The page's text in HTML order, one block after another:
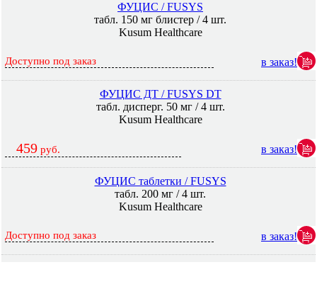
ФУЦИС / FUSYS
табл. 150 мг блистер / 4 шт.
Kusum Healthcare
Доступно под заказ в заказ!
ФУЦИС ДТ / FUSYS DT
табл. дисперг. 50 мг / 4 шт.
Kusum Healthcare
459 руб. в заказ!
ФУЦИС таблетки / FUSYS
табл. 200 мг / 4 шт.
Kusum Healthcare
Доступно под заказ в заказ!